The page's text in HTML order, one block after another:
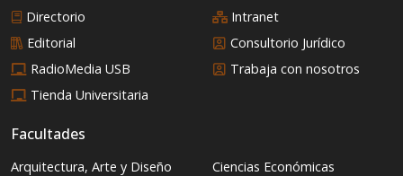
Directorio
Intranet
Editorial
Consultorio Jurídico
RadioMedia USB
Trabaja con nosotros
Tienda Universitaria
Facultades
Arquitectura, Arte y Diseño
Ciencias Económicas